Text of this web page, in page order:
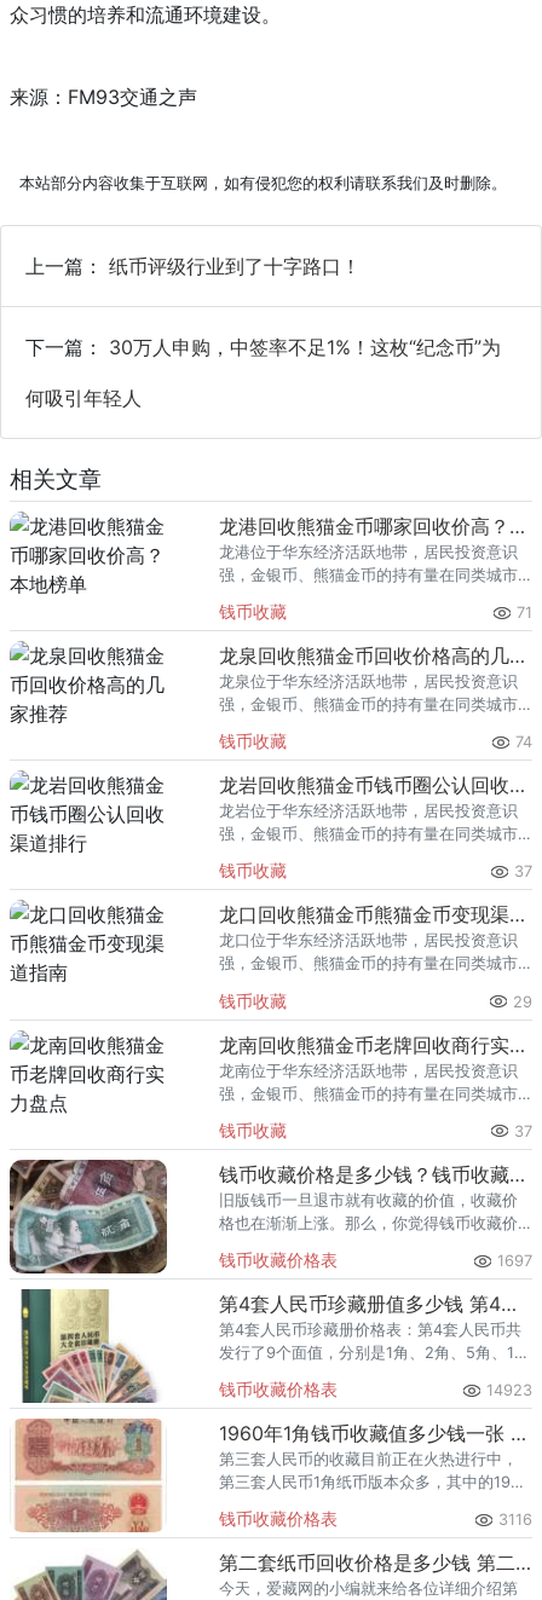
众习惯的培养和流通环境建设。
来源：FM93交通之声
本站部分内容收集于互联网，如有侵犯您的权利请联系我们及时删除。
上一篇： 纸币评级行业到了十字路口！
下一篇： 30万人申购，中签率不足1%！这枚“纪念币”为
何吸引年轻人
相关文章
龙港回收熊猫金币哪家回收价高？本地榜单
龙港位于华东经济活跃地带，居民投资意识
强，金银币、熊猫金币的持有量在同类城市
熊猫金币的需求就明显升温，但鱼龙混杂的
回收渠道里，能精准识别版别溢
钱币收藏 71
龙泉回收熊猫金币回收价格高的几家推荐
龙泉位于华东经济活跃地带，居民投资意识
强，金银币、熊猫金币的持有量在同类城市
熊猫金币的需求就明显升温，但鱼龙混杂的
回收渠道里，能精准识别版别溢
钱币收藏 74
龙岩回收熊猫金币钱币圈公认回收渠道排行
龙岩位于华东经济活跃地带，居民投资意识
强，金银币、熊猫金币的持有量在同类城市
熊猫金币的需求就明显升温，但鱼龙混杂的
回收渠道里，能精准识别版别溢
钱币收藏 37
龙口回收熊猫金币熊猫金币变现渠道指南
龙口位于华东经济活跃地带，居民投资意识
强，金银币、熊猫金币的持有量在同类城市
熊猫金币的需求就明显升温，但鱼龙混杂的
回收渠道里，能精准识别版别溢
钱币收藏 29
龙南回收熊猫金币老牌回收商行实力盘点
龙南位于华东经济活跃地带，居民投资意识
强，金银币、熊猫金币的持有量在同类城市
熊猫金币的需求就明显升温，但鱼龙混杂的
回收渠道里，能精准识别版别溢
钱币收藏 37
钱币收藏价格是多少钱？钱币收藏价格表
旧版钱币一旦退市就有收藏的价值，收藏价
格也在渐渐上涨。那么，你觉得钱币收藏价
吗？
钱币收藏价格表 1697
第4套人民币珍藏册值多少钱 第4套人民币珍藏册价格表
第4套人民币珍藏册价格表：第4套人民币共
发行了9个面值，分别是1角、2角、5角、1
钱币收藏价格表 14923
1960年1角钱币收藏值多少钱一张 1角钱币收藏价格表一览2020
第三套人民币的收藏目前正在火热进行中，
第三套人民币1角纸币版本众多，其中的1960
但是仍然有很多人想要入手收藏投资第三套
人民币1960年1角
钱币收藏价格表 3116
第二套纸币回收价格是多少钱 第二套纸币图片及回收价格表
今天，爱藏网的小编就来给各位详细介绍第